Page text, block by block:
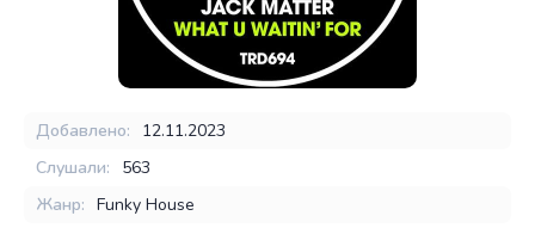
Добавлено:
12.11.2023
Слушали:
563
Жанр: Funky House